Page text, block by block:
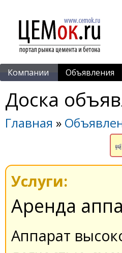
Компании Объявления
Доска
Главная »
Услуги:
Аренда
Аппарат